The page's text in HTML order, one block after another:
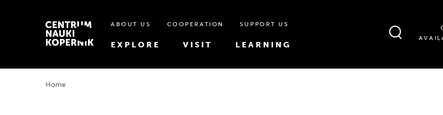
ABOUT US COOPERATION SUPPORT US
EXPLORE VISIT LEARNING
Home